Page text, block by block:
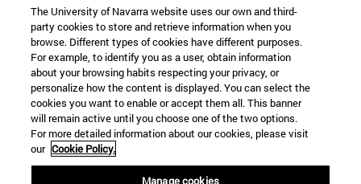
TFNO +34 948 42 56 00
¿QUÉ GRADO TE INTERESA?
¿QUÉ MÁSTER TE INTERESA?
© Universidad de Navarra
Información legal
Accesibilidad
Configuración de cookies
Localizador de campus
The University of Navarra website uses our own and third-
party cookies to store and retrieve information when you
browse. Different types of cookies have different purposes.
For example, to identify you as a user, obtain information
about your browsing habits respecting your privacy, or
personalize how the content is displayed. You can select the
cookies you want to enable or accept them all. This banner
will remain active until you choose one of the two options.
For more detailed information about our cookies, please visit
our Cookie Policy.
Manage cookies